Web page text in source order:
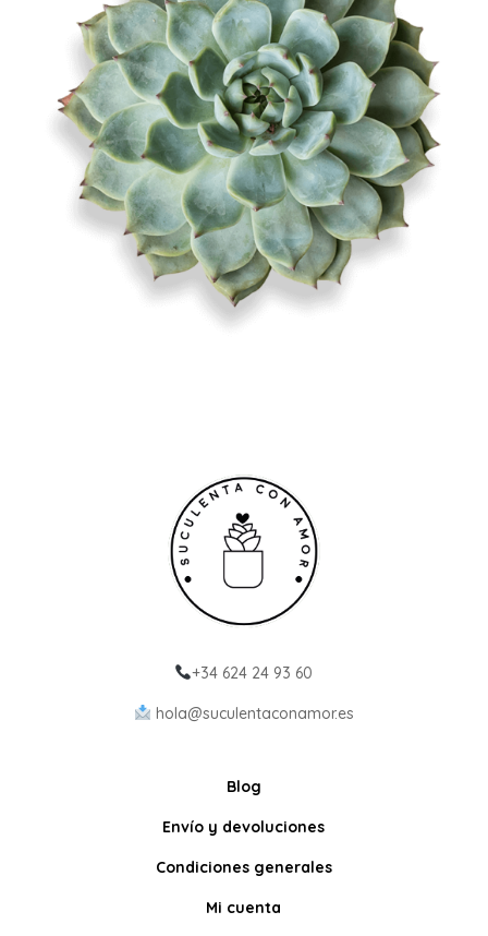
+34 624 24 93 60
hola@suculentaconamor.es
Blog
Envío y devoluciones
Condiciones generales
Mi cuenta